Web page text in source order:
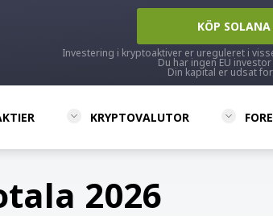
KRYPTOVALUTOR
2026
KÖP SOLANA
Investering i kryptoaktiver er ureguleret i
Du har ingen EU
Din kapital er udsat